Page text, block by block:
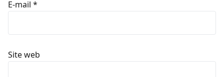
E-mail *
Site web